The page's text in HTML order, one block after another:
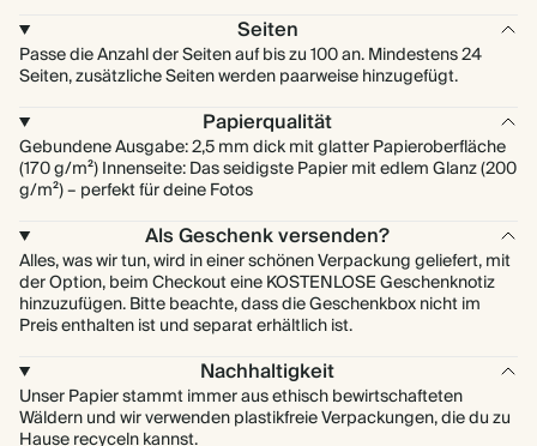
Seiten
Passe die Anzahl der Seiten auf bis zu 100 an. Mindestens 24
Seiten, zusätzliche Seiten werden paarweise hinzugefügt.
Papierqualität
Gebundene Ausgabe: 2,5 mm dick mit glatter Papieroberfläche
(170 g/m²) Innenseite: Das seidigste Papier mit edlem Glanz (200
g/m²) – perfekt für deine Fotos
Als Geschenk versenden?
Alles, was wir tun, wird in einer schönen Verpackung geliefert, mit
der Option, beim Checkout eine KOSTENLOSE Geschenknotiz
hinzuzufügen. Bitte beachte, dass die Geschenkbox nicht im
Preis enthalten ist und separat erhältlich ist.
Nachhaltigkeit
Unser Papier stammt immer aus ethisch bewirtschafteten
Wäldern und wir verwenden plastikfreie Verpackungen, die du zu
Hause recyceln kannst.